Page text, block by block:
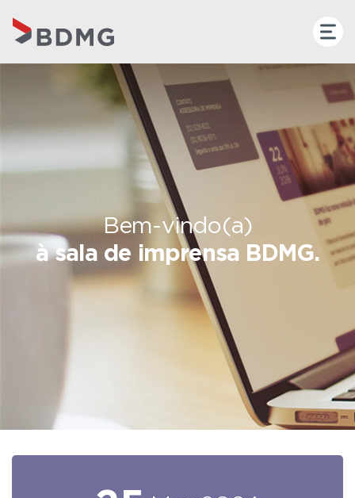
Bem-vindo(a)
à sala de imprensa BDMG.